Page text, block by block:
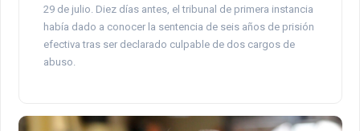
29 de julio. Diez días antes, el tribunal de primera instancia
había dado a conocer la sentencia de seis años de prisión
efectiva tras ser declarado culpable de dos cargos de
abuso.